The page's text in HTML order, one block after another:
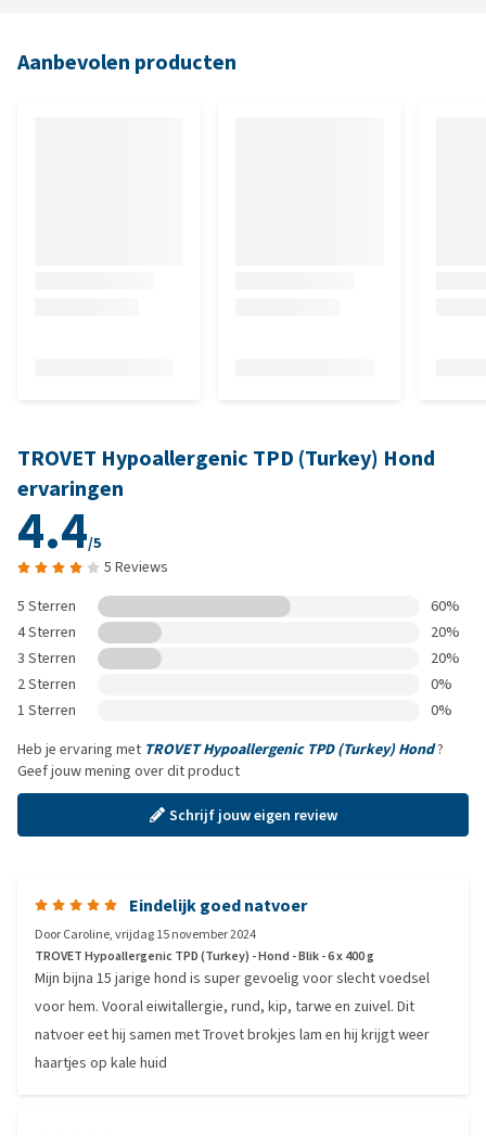
Aanbevolen producten
TROVET Hypoallergenic TPD (Turkey) Hond
ervaringen
4.4/5
5 Reviews
5 Sterren
60%
4 Sterren
20%
3 Sterren
20%
2 Sterren
0%
1 Sterren
0%
Heb je ervaring met TROVET Hypoallergenic TPD (Turkey) Hond?
Geef jouw mening over dit product
Schrijf jouw eigen review
Eindelijk goed natvoer
DoorCaroline,vrijdag 15 november 2024
TROVET Hypoallergenic TPD (Turkey) - Hond - Blik - 6 x 400 g
Mijn bijna 15 jarige hond is super gevoelig voor slecht voedsel
voor hem. Vooral eiwitallergie, rund, kip, tarwe en zuivel. Dit
natvoer eet hij samen met Trovet brokjes lam en hij krijgt weer
haartjes op kale huid